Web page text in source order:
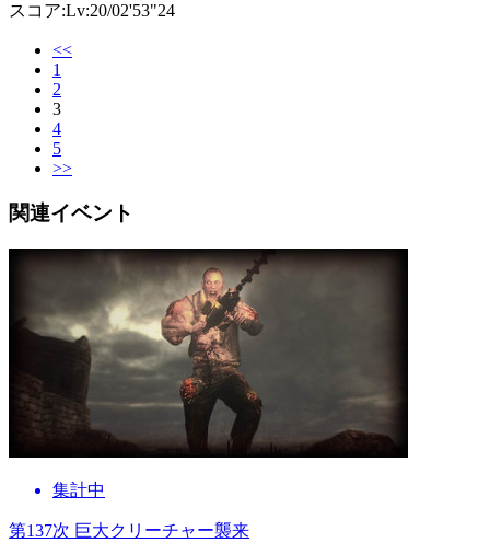
スコア:Lv:20/02'53"24
<<
1
2
3
4
5
>>
関連イベント
集計中
第137次 巨大クリーチャー襲来